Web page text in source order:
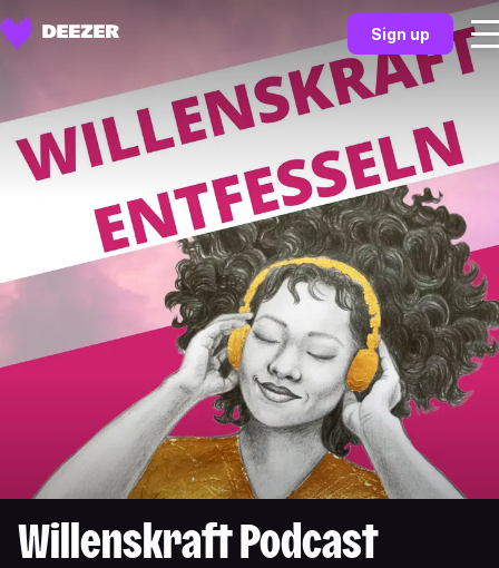
Sign up
Willenskraft Podcast